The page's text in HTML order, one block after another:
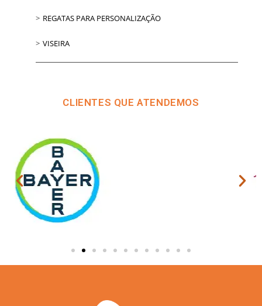
REGATAS PARA PERSONALIZAÇÃO
VISEIRA
CLIENTES QUE ATENDEMOS